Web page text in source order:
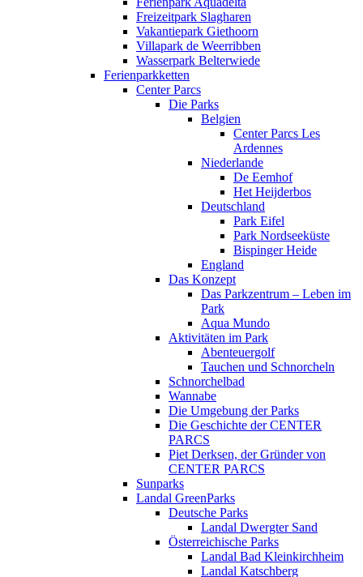
Freizeitpark Slagharen
Vakantiepark Giethoorn
Villapark de Weerribben
Wasserpark Belterwiede
Ferienparkketten
Center Parcs
Die Parks
Belgien
Center Parcs Les
Ardennes
Niederlande
De Eemhof
Het Heijderbos
Deutschland
Park Eifel
Park Nordseeküste
Bispinger Heide
England
Das Konzept
Das Parkzentrum – Leben im
Park
Aqua Mundo
Aktivitäten im Park
Abenteuergolf
Tauchen und Schnorcheln
Schnorchelbad
Wannabe
Die Umgebung der Parks
Die Geschichte der CENTER
PARCS
Piet Derksen, der Gründer von
CENTER PARCS
Sunparks
Landal GreenParks
Deutsche Parks
Landal Dwergter Sand
Österreichische Parks
Landal Bad Kleinkirchheim
Landal Katschberg